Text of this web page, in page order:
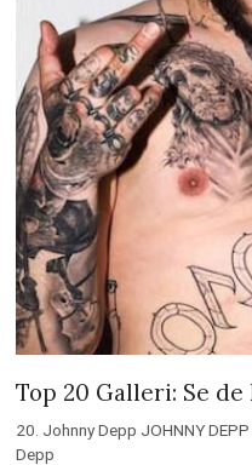
Top 20 Galleri: Se
20. Johnny Depp JOHNNY
Depp